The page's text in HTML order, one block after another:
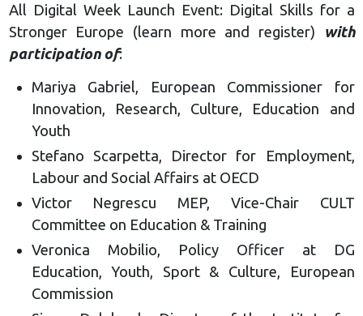
All Digital Week Launch Event: Digital Skills for a
Stronger Europe (learn more and register)
with
participation of:
Mariya Gabriel, European Commissioner for
Innovation, Research, Culture, Education and
Youth
Stefano Scarpetta, Director for Employment,
Labour and Social Affairs at OECD
Victor Negrescu MEP, Vice-Chair CULT
Committee on Education & Training
Veronica Mobilio, Policy Officer at DG
Education, Youth, Sport & Culture, European
Commission